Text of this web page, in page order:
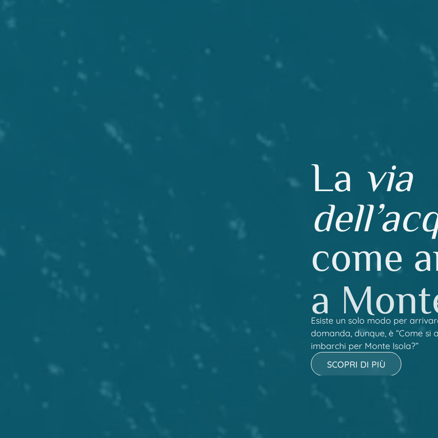
La via
come
a
Esiste un solo modo per
domanda, dunque, è “Come si
imbarchi per Monte Isola?”
SCOPRI DI PIÙ